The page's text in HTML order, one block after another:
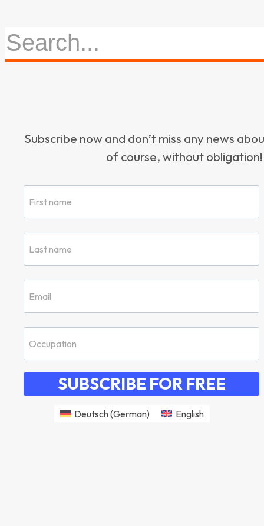
Subscribe now and don’t miss any news
of course, without obligation!
SUBSCRIBE FOR FREE
Deutsch(German) English